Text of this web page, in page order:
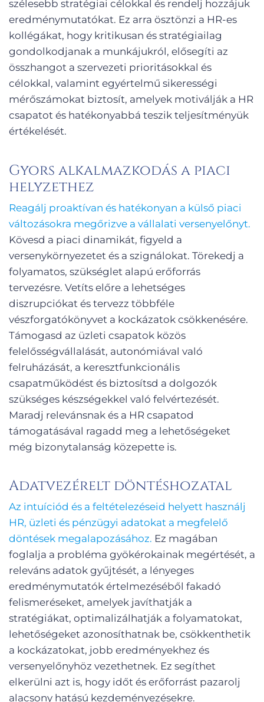
szélesebb stratégiai célokkal és rendelj hozzájuk
eredménymutatókat. Ez arra ösztönzi a HR-es
kollégákat, hogy kritikusan és stratégiailag
gondolkodjanak a munkájukról, elősegíti az
összhangot a szervezeti prioritásokkal és
célokkal, valamint egyértelmű sikerességi
mérőszámokat biztosít, amelyek motiválják a HR
csapatot és hatékonyabbá teszik teljesítményük
értékelését.
Gyors alkalmazkodás a piaci
helyzethez
Reagálj proaktívan és hatékonyan a külső piaci
változásokra megőrizve a vállalati versenyelőnyt.
Kövesd a piaci dinamikát, figyeld a
versenykörnyezetet és a szignálokat. Törekedj a
folyamatos, szükséglet alapú erőforrás
tervezésre. Vetíts előre a lehetséges
diszrupciókat és tervezz többféle
vészforgatókönyvet a kockázatok csökkenésére.
Támogasd az üzleti csapatok közös
felelősségvállalását, autonómiával való
felruházását, a keresztfunkcionális
csapatműködést és biztosítsd a dolgozók
szükséges készségekkel való felvértezését.
Maradj relevánsnak és a HR csapatod
támogatásával ragadd meg a lehetőségeket
még bizonytalanság közepette is.
Adatvezérelt döntéshozatal
Az intuíciód és a feltételezéseid helyett használj
HR, üzleti és pénzügyi adatokat a megfelelő
döntések megalapozásához. Ez magában
foglalja a probléma gyökérokainak megértését, a
releváns adatok gyűjtését, a lényeges
eredménymutatók értelmezéséből fakadó
felismeréseket, amelyek javíthatják a
stratégiákat, optimalizálhatják a folyamatokat,
lehetőségeket azonosíthatnak be, csökkenthetik
a kockázatokat, jobb eredményekhez és
versenyelőnyhöz vezethetnek. Ez segíthet
elkerülni azt is, hogy időt és erőforrást pazarolj
alacsony hatású kezdeményezésekre.